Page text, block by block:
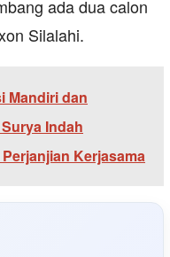
ada dua calon
Silalahi.
Mandiri dan
Indah
Kerjasama